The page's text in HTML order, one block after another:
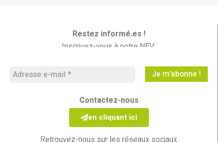
Restez informé.es !
Inscrivez-vous à notre NEV
Contactez-nous
en cliquant ici
Retrouvez-nous sur les réseaux sociaux